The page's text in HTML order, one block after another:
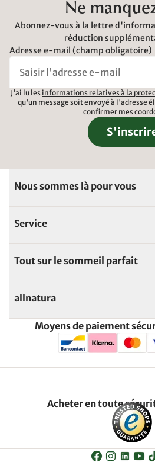
Ne
Abonnez-vous à la lettre
réduction
Adresse e-mail (champ obligatoire)
J'ai lu les informations relatives à la
qu'un message soit envoyé à l'adresse
confirmer mes
Nous sommes là pour vous
Service
Tout sur le sommeil parfait
allnatura
Moyens de paiement
Acheter en toute